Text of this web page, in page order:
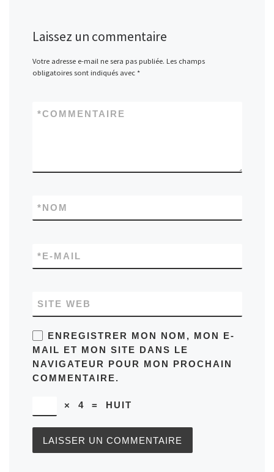
Laissez un commentaire
Votre adresse e-mail ne sera pas publiée. Les champs
obligatoires sont indiqués avec *
COMMENTAIRE
*
NOM
*
E-MAIL
*
SITE WEB
ENREGISTRER MON NOM, MON E-
MAIL ET MON SITE DANS LE
NAVIGATEUR POUR MON PROCHAIN
COMMENTAIRE.
× 4 = HUIT